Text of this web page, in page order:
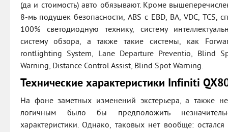
(да и стоимость) авто обязывают. Кроме
8-мь подушек безопасности, ABS с EBD, BA, VDC, TCS,
100% светодиодную технику, систему
систему обзора, а также такие системы, как
rontlighting System, Lane Departure Preventio, Blind
Warning, Distance Control Assist, Blind Spot Warning.
Технические характеристики Infiniti
На фоне заметных изменений экстерьера, а также
логичным было бы предположить
характеристики. Однако, таковых нет вообще: